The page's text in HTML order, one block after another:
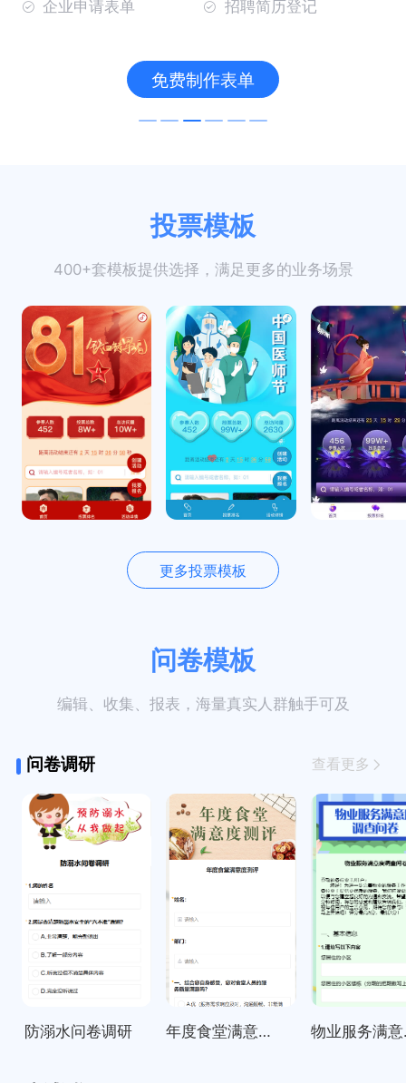
企业申请表单
招聘简历登记
免费制作表单
投票模板
400+套模板提供选择，满足更多的业务场景
更多投票模板
问卷模板
编辑、收集、报表，海量真实人群触手可及
问卷调研 查看更多
防溺水问卷调研 年度食堂满意度测评 物